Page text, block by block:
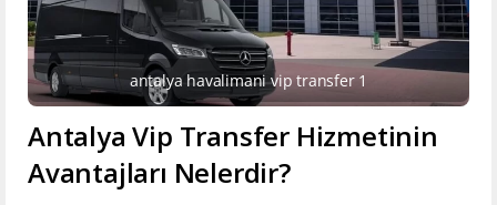
antalya havalimani vip transfer 1
Antalya Vip Transfer Hizmetinin
Avantajları Nelerdir?